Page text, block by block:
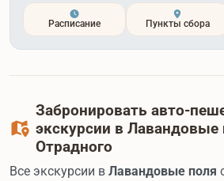
Расписание Пункты сбора
Забронировать авто-
экскурсии в Лавандовые
Отрадного
Все экскурсии в Лавандовые поля